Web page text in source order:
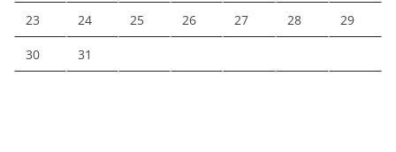
23 24 25 26 27 28 29
30 31